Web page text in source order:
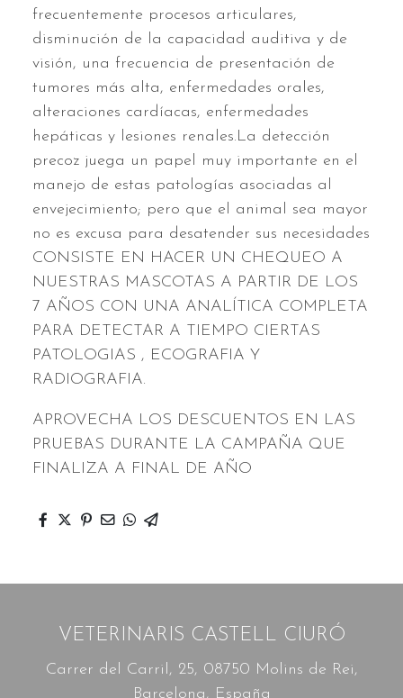
frecuentemente procesos articulares,
disminución de la capacidad auditiva y de
visión, una frecuencia de presentación de
tumores más alta, enfermedades orales,
alteraciones cardíacas, enfermedades
hepáticas y lesiones renales.La detección
precoz juega un papel muy importante en el
manejo de estas patologías asociadas al
envejecimiento; pero que el animal sea mayor
no es excusa para desatender sus necesidades
CONSISTE EN HACER UN CHEQUEO A
NUESTRAS MASCOTAS A PARTIR DE LOS
7 AÑOS CON UNA ANALÍTICA COMPLETA
PARA DETECTAR A TIEMPO CIERTAS
PATOLOGIAS , ECOGRAFIA Y
RADIOGRAFIA.
APROVECHA LOS DESCUENTOS EN LAS
PRUEBAS DURANTE LA CAMPAÑA QUE
FINALIZA A FINAL DE AÑO
VETERINARIS CASTELL CIURÓ
Carrer del Carril, 25, 08750 Molins de Rei,
Barcelona, España